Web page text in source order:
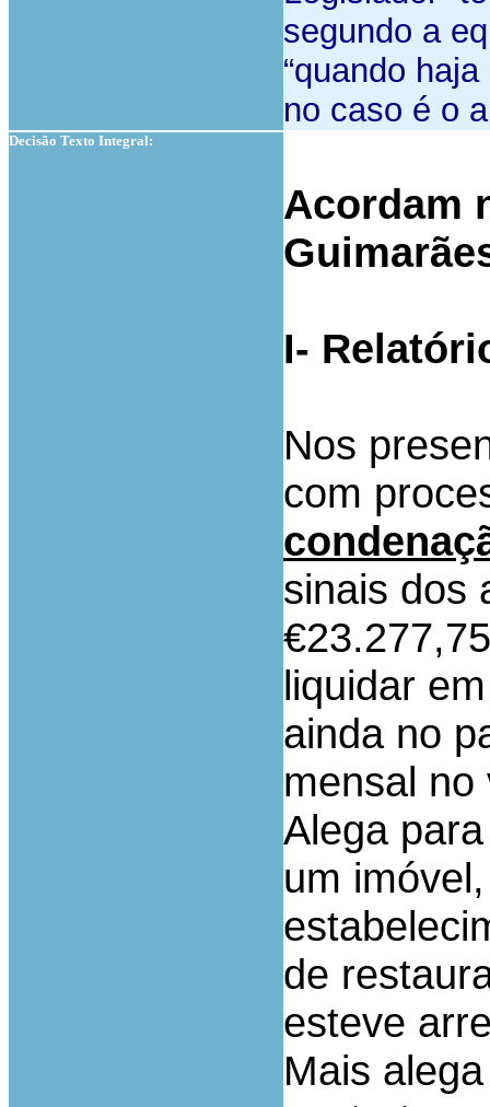
segundo a
“quando
no caso é o
Decisão Texto Integral:
Acordam
I-
Nos
com
sinais dos
liquidar
ainda no
mensal no
Alega
um
de
esteve
Mais